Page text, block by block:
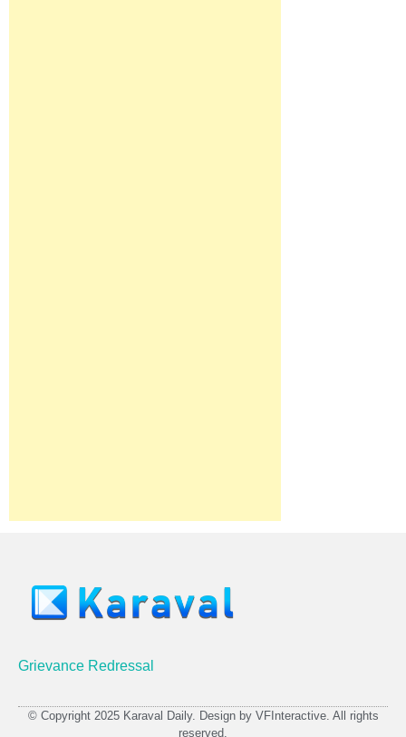
Grievance Redressal
© Copyright 2025 Karaval Daily. Design by VFInteractive. All rights
reserved.